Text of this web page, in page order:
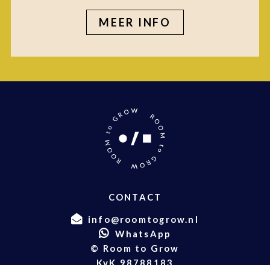
MEER INFO
CONTACT
info@roomtogrow.nl
WhatsApp
© Room to Grow
KvK 98788183